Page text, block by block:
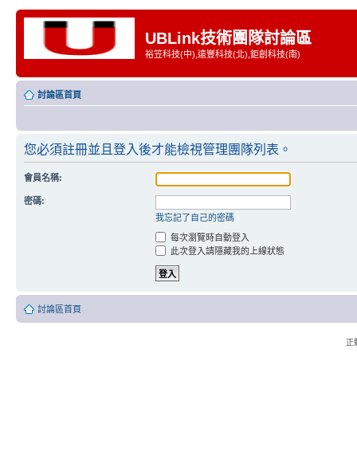
UBLink技術團隊討論區
裕笠科技(中),遠豐科技(北),鉅創科技(南)
討論區首頁
您必須註冊並且登入後才能檢視管理團隊列表。
會員名稱:
密碼:
我忘記了自己的密碼
每次瀏覽時自動登入
此次登入請隱藏我的上線狀態
討論區首頁
正